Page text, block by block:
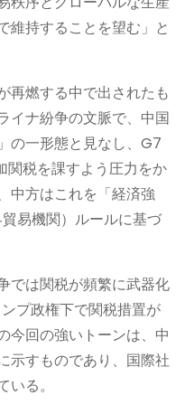
維持することを望む」と
再燃する中で出されたも
イナ紛争の文脈で、中国
の一形態と見なし、G7
関税を課すよう圧力をか
中方はこれを「経済強
易機関）ルールに基づ
では関税が頻繁に武器化
プ政権下で関税措置が
今回の強いトーンは、中
示すものであり、国際社
る。